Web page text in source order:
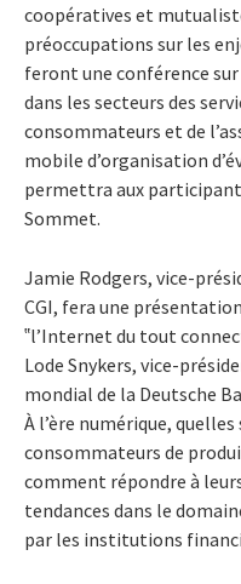
coopératives et
préoccupations sur les
feront une conférence
dans les secteurs des
consommateurs et de
mobile d’organisation
permettra aux
Sommet.
Jamie Rodgers, vice-
CGI, fera une
‟l’Internet du tout
Lode Snykers, vice-
mondial de la Deutsche
À l’ère numérique,
consommateurs de
comment répondre à
tendances dans le
par les institutions